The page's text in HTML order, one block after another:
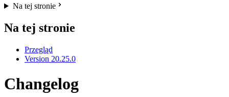
Na tej stronie
Na tej stronie
Przegląd
Version 20.25.0
Changelog